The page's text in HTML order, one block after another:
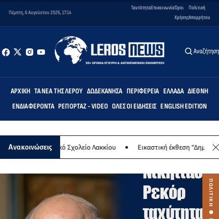
Πέμπτη, 6 Αυγούστου 2026, 17:14
ΤαυτότηταΕπικοινωνίαΌροι
Χρήσης
Πολιτική
Απορρήτου
Αναζήτηση
ΑΡΧΙΚΉ ΤΑ ΝΈΑ ΤΗΣ ΛΈΡΟΥ ΔΩΔΕΚΆΝΗΣΑ ΠΕΡΙΦΈΡΕΙΑ ΕΛΛΆΔΑ ΔΙΕΘΝΉ
ΕΝΔΙΑΦΈΡΟΝΤΑ ΡΕΠΟΡΤΆΖ - VIDEO ΌΛΕΣ ΟΙ ΕΙΔΉΣΕΙΣ ENGLISH EDITION
ΑνακοινώσειςΣχολείο Λακκίου Εικαστική έκθεση “Δημιουργώντας
Γ.
Ρεκόρ
ταχύτητας